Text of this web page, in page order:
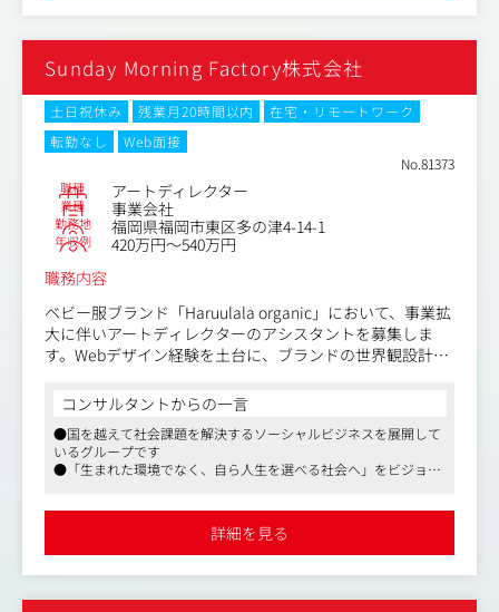
●現地調査
事業部担当とともに現場へ足を運び、寸法や既存設備、導
線、採光などの条件を確認。
●図面展開
現地調査や打ち合わせ内容をもとに、デザイナーと連携し
●社内確認・調整
社内ミーティングで空間デザインの方向性を確認し、最終
調整します。
最終的に完成した実施図面を入稿し完了。
Sunday Morning Factory株式会社
土日祝休み 残業月20時間以内
在宅・リモートワーク
転勤なし
Web面接
No.81373
職種 アートディレクター
業種 事業会社
勤務地 福岡県福岡市東区多の津4-14-1
年収例
420万円～540万円
職務内容
ベビー服ブランド「Haruulala organic」において、事業拡
大に伴いアートディレクターのアシスタントを募集しま
す。Webデザイン経験を土台に、ブランドの世界観設計か
ィブに携われるポジションです。少人数チームだからこ
そ、裁量を持って大きな仕事に挑戦でき、成長を実感でき
る環境があります。自分のスキルを会社のためだけでな
く、社会や子どもたちの未来に貢献するクリエイティブに
活かしたい方にぴったりの役割です。
・広告/SNSクリエイティブの制作・ディレクション
コンサルタントからの一言
●国を越えて社会課題を解決するソーシャルビジネスを展開して
いるグループです
●「生まれた環境でなく、自ら人生を選べる社会へ」をビジョン
●組織拡大中で変化が大きいベンチャー企業で、経営に近い立ち
位置で就業可能。今後マネジメントや責任者を務めたい方には、
キャリアアップにもつながる求人です
詳細を見る